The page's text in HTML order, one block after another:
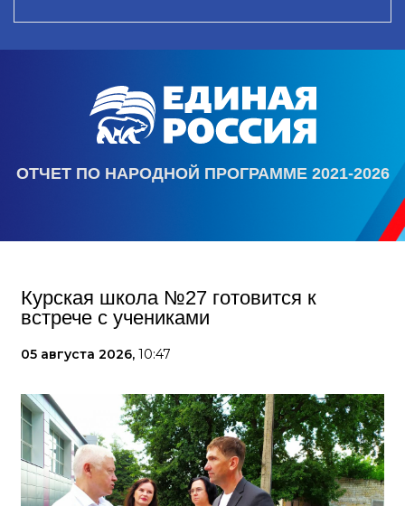
ОТЧЕТ ПО НАРОДНОЙ ПРОГРАММЕ 2021-2026
Курская школа №27 готовится к
встрече с учениками
05 августа 2026, 10:47